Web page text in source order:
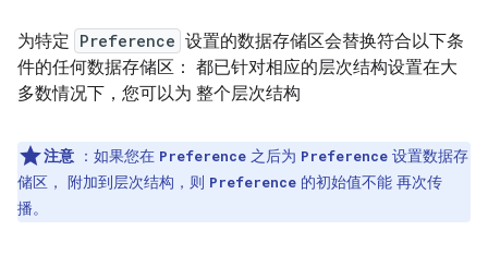
为特定 Preference 设置的数据存储区会替换符合以下条
件的任何数据存储区： 都已针对相应的层次结构设置在大
多数情况下，您可以为 整个层次结构
注意 ：如果您在 Preference 之后为 Preference 设置数据存
储区， 附加到层次结构，则 Preference 的初始值不能 再次传
播。